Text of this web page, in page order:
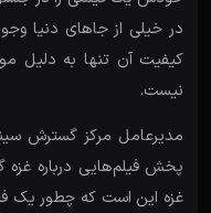
در خیلی از جاهای دنیا
کیفیت آن تنها به دلیل
نیست.
مدیرعامل مرکز گسترش
پخش فیلم‌هایی درباره
غزه این است که چطور یک